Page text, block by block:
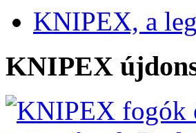
KNIPEX, a
KNIPEX